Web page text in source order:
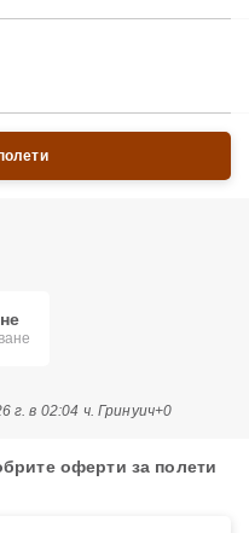
г. в 02:04 ч. Гринуич+0
оферти за полети